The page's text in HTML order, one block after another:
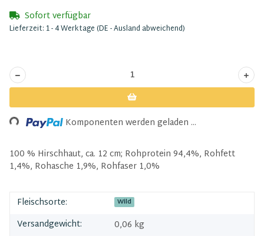
Sofort verfügbar
Lieferzeit: 1 - 4 Werktage(DE - Ausland abweichend)
Komponenten werden geladen ...
100 % Hirschhaut, ca. 12 cm; Rohprotein 94,4%, Rohfett
1,4%, Rohasche 1,9%, Rohfaser 1,0%
Fleischsorte: Wild
Versandgewicht:
0,06 kg